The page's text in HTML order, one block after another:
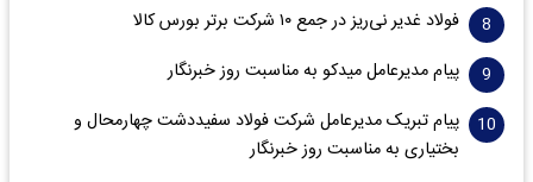
فولاد غدیر نی‌ریز در جمع ۱۰ شرکت برتر بورس کالا
پیام مدیرعامل میدکو به مناسبت روز خبرنگار
پیام تبریک مدیرعامل شرکت فولاد سفیددشت چهارمحال و
بختیاری به مناسبت روز خبرنگار